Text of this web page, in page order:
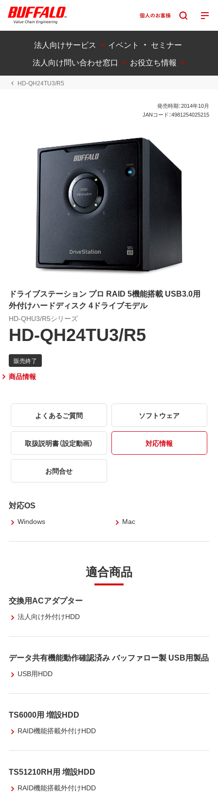
法人向けサービス
イベント ・ セミナー
法人向け問い合わせ窓口
お役立ち情報
HD-QH24TU3/R5
発売時期：2014年10月
JANコード：4981254025215
ドライブステーション プロ RAID 5機能搭載 USB3.0用
外付けハードディスク 4ドライブモデル
HD-QHU3/R5シリーズ
HD-QH24TU3/R5
商品情報
よくあるご質問 ソフトウェア
取扱説明書（設定動画） 対応情報
お問合せ
対応OS
Windows Mac
適合商品
交換用ACアダプター
法人向け外付けHDD
データ共有機能動作確認済み バッファロー製 USB用製品
USB用HDD
TS6000用 増設HDD
RAID機能搭載外付けHDD
TS51210RH用 増設HDD
RAID機能搭載外付けHDD